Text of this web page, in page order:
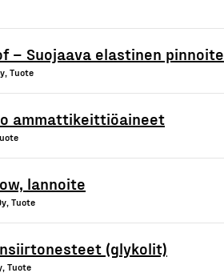
– Suojaava elastinen pinnoite
Tuote
ammattikeittiöaineet
lannoite
Tuote
(glykolit)
Tuote